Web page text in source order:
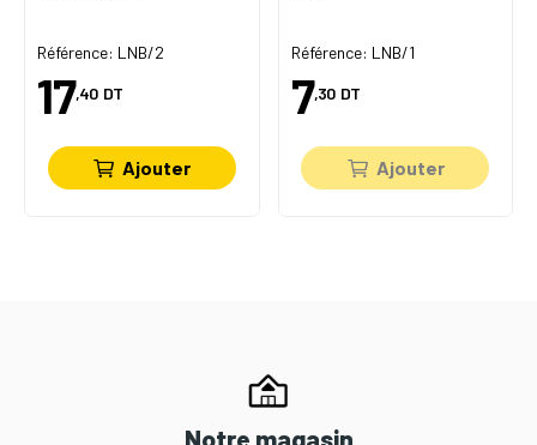
Référence: LNB/2
17,40 DT
Ajouter
Référence: LNB/1
7,30 DT
Ajouter
Notre magasin